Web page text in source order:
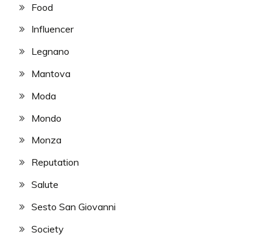
Food
Influencer
Legnano
Mantova
Moda
Mondo
Monza
Reputation
Salute
Sesto San Giovanni
Society